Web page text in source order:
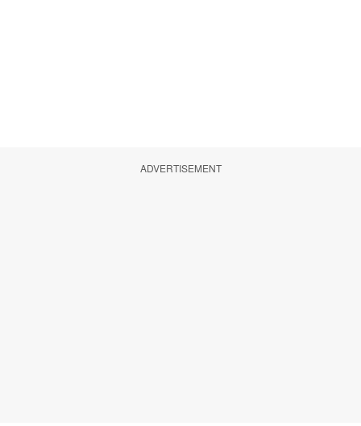
ADVERTISEMENT